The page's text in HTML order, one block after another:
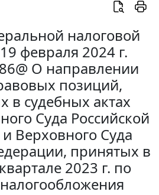
налоговой
февраля 2024 г.
О направлении
позиций,
в судебных актах
Суда Российской
Верховного Суда
принятых в
2023 г. по